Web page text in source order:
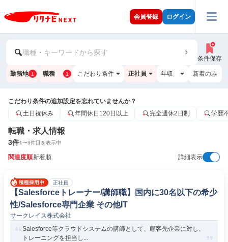
会員登録 ログイン
職種・キーワードから探す
条件保存
勤務地 1 職種 1 こだわり条件 正社員 年収 新着のみ
こだわり条件の追加設定を忘れていませんか？
土日祝休み
年間休日120日以上 完全週休2日制 学歴
転職・求人情報
3件1〜3件目を表示中
関連度順新着順 詳細表示
正社員
【Salesforceトレーナー/講師職】国内に30名以下の希少
性/Salesforce専門企業 その他IT
サークレイス株式会社
Salesforce等クラウドシステムの講師として、顧客先企業に対し、
トレーニングを担当し...